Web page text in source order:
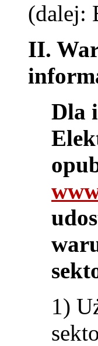
(dalej:
II.
Dla
1)